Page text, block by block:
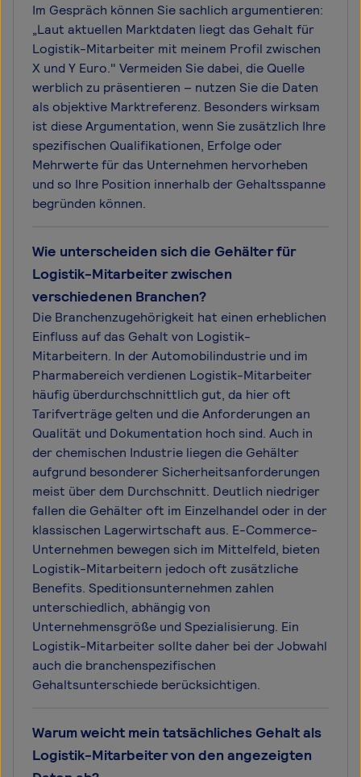
Im Gespräch können Sie sachlich argumentieren:
„Laut aktuellen Marktdaten liegt das Gehalt für
Logistik-Mitarbeiter mit meinem Profil zwischen
X und Y Euro." Vermeiden Sie dabei, die Quelle
werblich zu präsentieren – nutzen Sie die Daten
als objektive Marktreferenz. Besonders wirksam
ist diese Argumentation, wenn Sie zusätzlich Ihre
spezifischen Qualifikationen, Erfolge oder
Mehrwerte für das Unternehmen hervorheben
und so Ihre Position innerhalb der Gehaltsspanne
begründen können.
Wie unterscheiden sich die Gehälter für
Logistik-Mitarbeiter zwischen
verschiedenen Branchen?
Die Branchenzugehörigkeit hat einen erheblichen
Einfluss auf das Gehalt von Logistik-
Mitarbeitern. In der Automobilindustrie und im
Pharmabereich verdienen Logistik-Mitarbeiter
häufig überdurchschnittlich gut, da hier oft
Tarifverträge gelten und die Anforderungen an
Qualität und Dokumentation hoch sind. Auch in
der chemischen Industrie liegen die Gehälter
aufgrund besonderer Sicherheitsanforderungen
meist über dem Durchschnitt. Deutlich niedriger
fallen die Gehälter oft im Einzelhandel oder in der
klassischen Lagerwirtschaft aus. E-Commerce-
Unternehmen bewegen sich im Mittelfeld, bieten
Logistik-Mitarbeitern jedoch oft zusätzliche
Benefits. Speditionsunternehmen zahlen
unterschiedlich, abhängig von
Unternehmensgröße und Spezialisierung. Ein
Logistik-Mitarbeiter sollte daher bei der Jobwahl
auch die branchenspezifischen
Gehaltsunterschiede berücksichtigen.
Warum weicht mein tatsächliches Gehalt als
Logistik-Mitarbeiter von den angezeigten